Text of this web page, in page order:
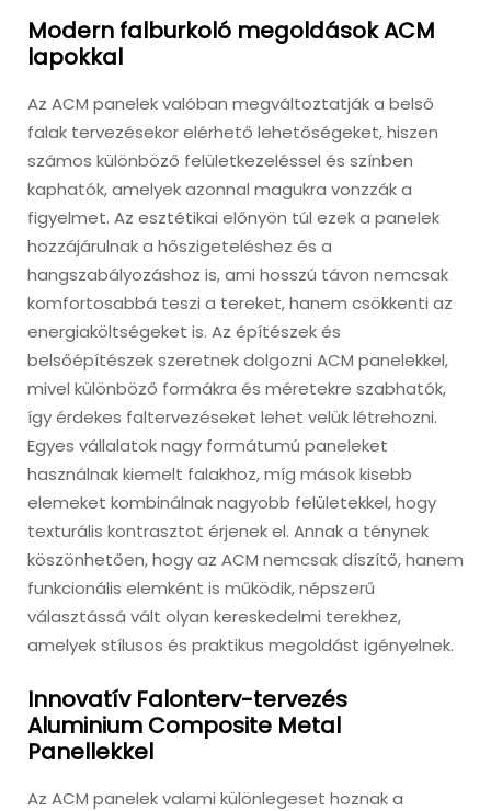
Modern falburkoló megoldások ACM
lapokkal
Az ACM panelek valóban megváltoztatják a belső
falak tervezésekor elérhető lehetőségeket, hiszen
számos különböző felületkezeléssel és színben
kaphatók, amelyek azonnal magukra vonzzák a
figyelmet. Az esztétikai előnyön túl ezek a panelek
hozzájárulnak a hőszigeteléshez és a
hangszabályozáshoz is, ami hosszú távon nemcsak
komfortosabbá teszi a tereket, hanem csökkenti az
energiaköltségeket is. Az építészek és
belsőépítészek szeretnek dolgozni ACM panelekkel,
mivel különböző formákra és méretekre szabhatók,
így érdekes faltervezéseket lehet velük létrehozni.
Egyes vállalatok nagy formátumú paneleket
használnak kiemelt falakhoz, míg mások kisebb
elemeket kombinálnak nagyobb felületekkel, hogy
texturális kontrasztot érjenek el. Annak a ténynek
köszönhetően, hogy az ACM nemcsak díszítő, hanem
funkcionális elemként is működik, népszerű
választássá vált olyan kereskedelmi terekhez,
amelyek stílusos és praktikus megoldást igényelnek.
Innovatív Falonterv-tervezés
Aluminium Composite Metal
Panellekkel
Az ACM panelek valami különlegeset hoznak a